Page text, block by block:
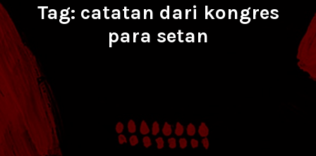
Tag: catatan dari kongres
para setan